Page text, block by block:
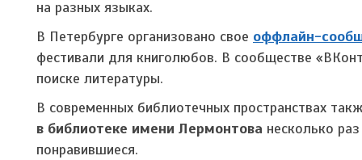
на разных языках.
В Петербурге организовано свое оффлайн-
фестивали для книголюбов. В сообществе
поиске литературы.
В современных библиотечных пространствах
в библиотеке имени Лермонтова несколько
понравившиеся.